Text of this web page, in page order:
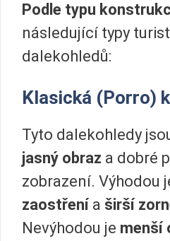
Podle typu
následující typy
dalekohledů:
Klasická (Porro)
Tyto dalekohledy
jasný obraz a dobré
zobrazení. Výhodou
zaostřenía širší
Nevýhodou je menší